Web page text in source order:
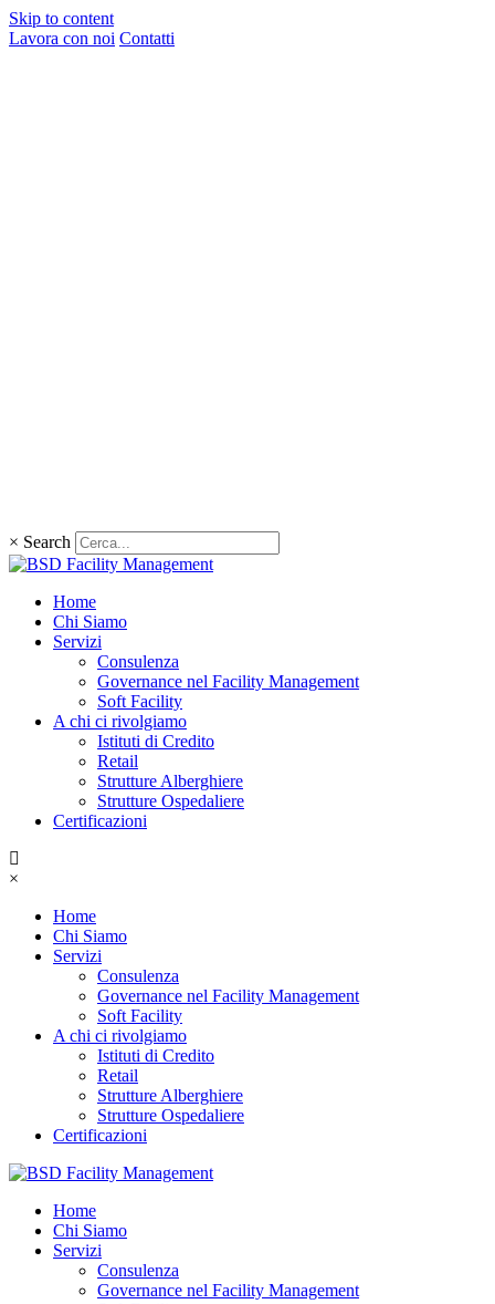
Skip to content
Lavora con noi Contatti
× Search
Home
Chi Siamo
Servizi
Consulenza
Governance nel Facility Management
Soft Facility
A chi ci rivolgiamo
Istituti di Credito
Retail
Strutture Alberghiere
Strutture Ospedaliere
Certificazioni
×
Home
Chi Siamo
Servizi
Consulenza
Governance nel Facility Management
Soft Facility
A chi ci rivolgiamo
Istituti di Credito
Retail
Strutture Alberghiere
Strutture Ospedaliere
Certificazioni
Home
Chi Siamo
Servizi
Consulenza
Governance nel Facility Management